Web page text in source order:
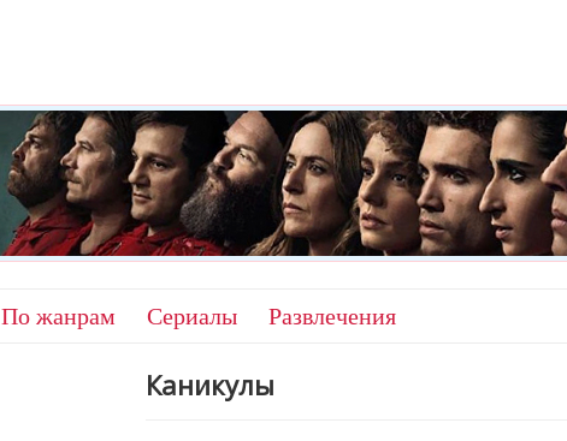
По жанрам Сериалы Развлечения
Каникулы